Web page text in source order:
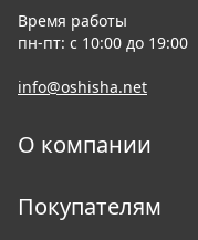
Время работы
пн-пт: с 10:00 до 19:00
info@oshisha.net
О компании
Покупателям